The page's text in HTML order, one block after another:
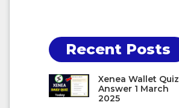
Recent Posts
Xenea Wallet Quiz
Answer 1 March
2025